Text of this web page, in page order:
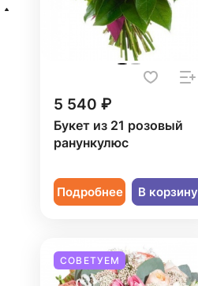
5 540 ₽
Букет из 21 розовый
ранункулюс
Подробнее В корзину
СОВЕТУЕМ